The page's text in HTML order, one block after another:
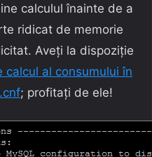
calculul înainte de a
ridicat de memorie
Aveți la dispoziție
calcul al consumului în
; profitați de ele!